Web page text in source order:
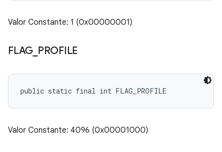
Valor Constante: 1 (0x00000001)
FLAG PROFILE
public static final int FLAG_PROFILE
Valor Constante: 4096 (0x00001000)